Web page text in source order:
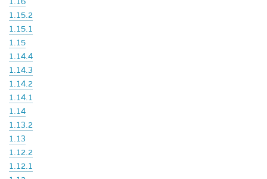
1.15.2
1.15.1
1.15
1.14.4
1.14.3
1.14.2
1.14.1
1.14
1.13.2
1.13
1.12.2
1.12.1